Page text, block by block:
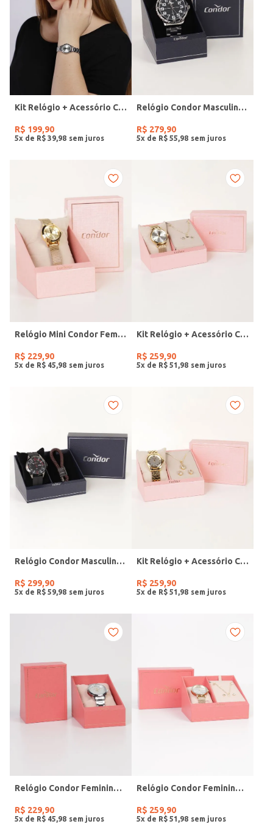
Kit Relógio + Acessório Condor Feminino PRATA
R$ 199,90
5x de R$ 39 98
Relógio Condor Masculino PRATA
R$ 279,90
5x de R$ 55 98
Relógio Mini Condor Feminino DOURADO
R$ 229,90
5x de R$ 45 98
Kit Relógio + Acessório Condor Feminino DOURADO
R$ 259,90
5x de R$ 51 98
Relógio Condor Masculino PRETO
R$ 299,90
5x de R$ 59 98
Kit Relógio + Acessório Condor Feminino DOURADO
R$ 259,90
5x de R$ 51 98
Relógio Condor Feminino PRATA
R$ 229,90
5x de R$ 45 98
Relógio Condor Feminino DOURADO
R$ 259,90
5x de R$ 51 98